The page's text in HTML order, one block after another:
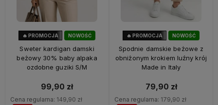
NOWOŚĆ
🔥 PROMOCJA
Sweter kardigan damski
beżowy 30% baby alpaka
ozdobne guziki S/M
99,90 zł
Cena regularna: 149,90 zł
NOWOŚĆ
🔥 PROMOCJA
Spodnie damskie beżowe z
obniżonym krokiem luźny krój
Made in Italy
79,90 zł
Cena regularna: 179,90 zł